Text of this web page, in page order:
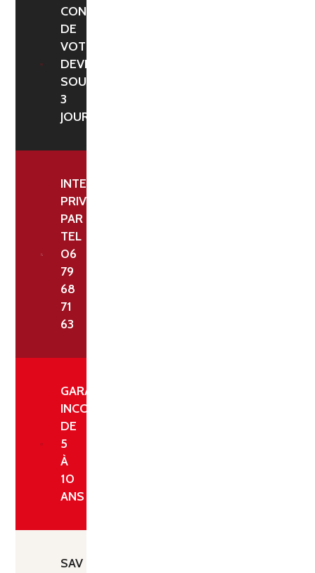
CHAUSSURES
LONGUEUR
CONFIRMATION
DE
VOTRE
DEVIS
SOUS
3
JOURS
INTERLOCUTEUR
PRIVILÉGIÉ
PAR
TEL
06
79
68
71
63
GARANTIE
INCONDITIONNELLE
DE
5
À
10
ANS
SAV